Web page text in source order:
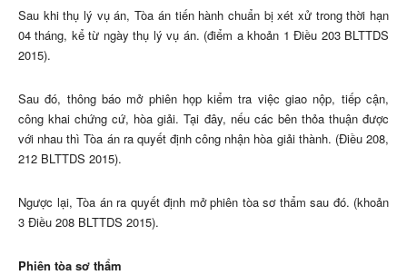
Sau khi thụ lý vụ án, Tòa án tiến hành chuẩn bị xét xử trong thời hạn
04 tháng, kể từ ngày thụ lý vụ án. (điểm a khoản 1 Điều 203 BLTTDS
2015).
Sau đó, thông báo mở phiên họp kiểm tra việc giao nộp, tiếp cận,
công khai chứng cứ, hòa giải. Tại đây, nếu các bên thỏa thuận được
với nhau thì Tòa án ra quyết định công nhận hòa giải thành. (Điều 208,
212 BLTTDS 2015).
Ngược lại, Tòa án ra quyết định mở phiên tòa sơ thẩm sau đó. (khoản
3 Điều 208 BLTTDS 2015).
Phiên tòa sơ thẩm